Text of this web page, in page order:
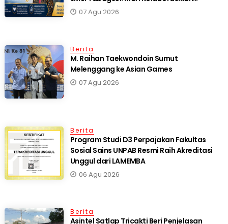
Semangat Perjuangan dan Pembangunan
07 Agu 2026
Berita
M. Raihan Taekwondoin Sumut
Melenggang ke Asian Games
07 Agu 2026
Berita
Program Studi D3 Perpajakan Fakultas
Sosial Sains UNPAB Resmi Raih Akreditasi
Unggul dari LAMEMBA
06 Agu 2026
Berita
Asintel Satlap Tricakti Beri Penjelasan